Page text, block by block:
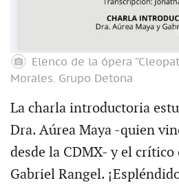
Elenco de la ópera
Morales. Grupo Detona
La charla introductoria
Dra. Aúrea Maya -quien
desde la CDMX- y el
Gabriel Rangel.